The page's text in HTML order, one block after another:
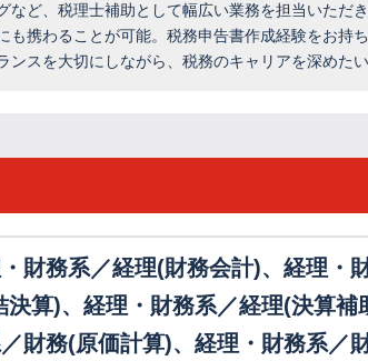
など、税理士補助として幅広い業務を担当いただ
も携わることが可能。税務申告書作成経験をお持
スを大切にしながら、税務のキャリアを深めた
財務系／経理(財務会計)、経理・
決算)、経理・財務系／経理(決算補
財務(原価計算)、経理・財務系／